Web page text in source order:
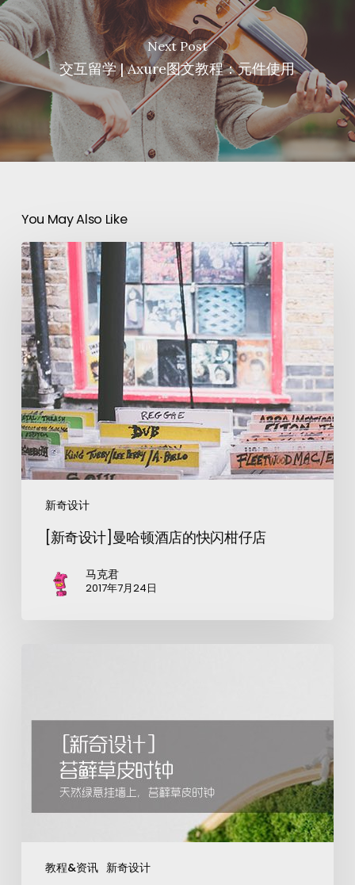
Next Post
交互留学 | Axure图文教程：元件使用
You May Also Like
新奇设计
[新奇设计]曼哈顿酒店的快闪柑仔店
马克君
2017年7月24日
教程&资讯 新奇设计